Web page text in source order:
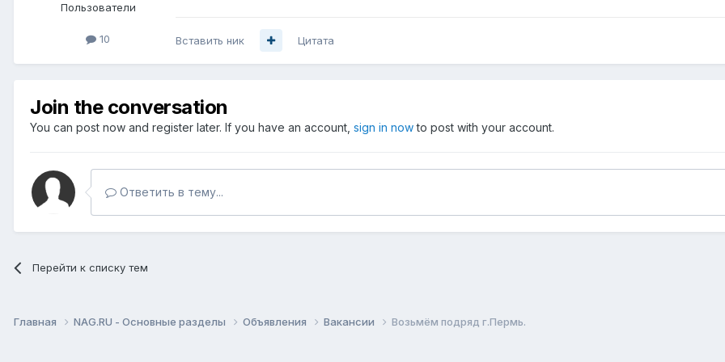
Пользователи
10 Вставить ник Цитата
Join the conversation
You can post now and register later. If you have an account, sign in nowto post with your account.
Ответить в тему...
Перейти к списку тем
Главная NAG.RU - Основные разделы Объявления Вакансии Возьмём подряд г.Пермь.